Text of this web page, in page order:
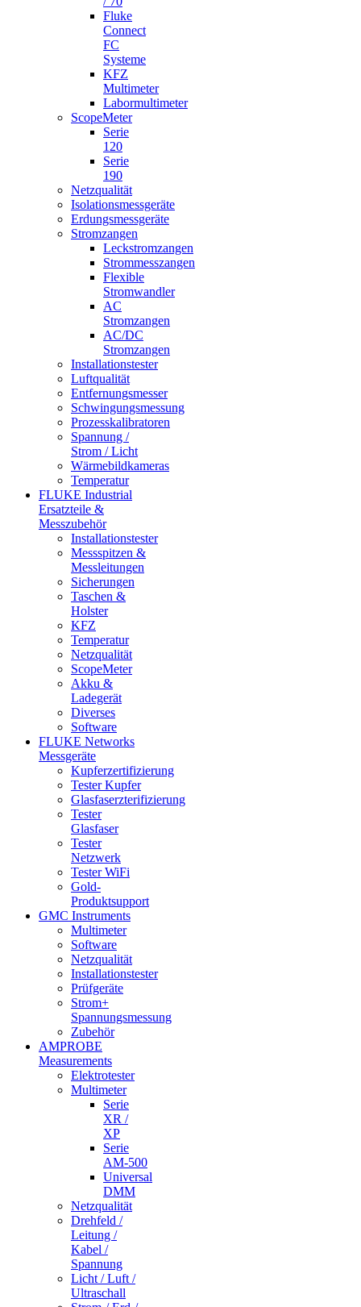
Fluke
Connect
FC
Systeme
KFZ
Multimeter
Labormultimeter
ScopeMeter
Serie
120
Serie
190
Netzqualität
Isolationsmessgeräte
Erdungsmessgeräte
Stromzangen
Leckstromzangen
Strommesszangen
Flexible
Stromwandler
AC
Stromzangen
AC/DC
Stromzangen
Installationstester
Luftqualität
Entfernungsmesser
Schwingungsmessung
Prozesskalibratoren
Spannung /
Strom / Licht
Wärmebildkameras
Temperatur
FLUKE Industrial
Ersatzteile &
Messzubehör
Installationstester
Messspitzen &
Messleitungen
Sicherungen
Taschen &
Holster
KFZ
Temperatur
Netzqualität
ScopeMeter
Akku &
Ladegerät
Diverses
Software
FLUKE Networks
Messgeräte
Kupferzertifizierung
Tester Kupfer
Glasfaserzterifizierung
Tester
Glasfaser
Tester
Netzwerk
Tester WiFi
Gold-
Produktsupport
GMC Instruments
Multimeter
Software
Netzqualität
Installationstester
Prüfgeräte
Strom+
Spannungsmessung
Zubehör
AMPROBE
Measurements
Elektrotester
Multimeter
Serie
XR /
XP
Serie
AM-500
Universal
DMM
Netzqualität
Drehfeld /
Leitung /
Kabel /
Spannung
Licht / Luft /
Ultraschall